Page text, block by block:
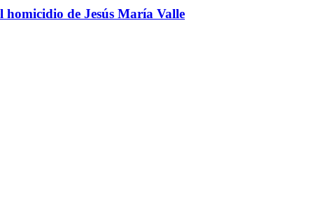
de Jesús María Valle